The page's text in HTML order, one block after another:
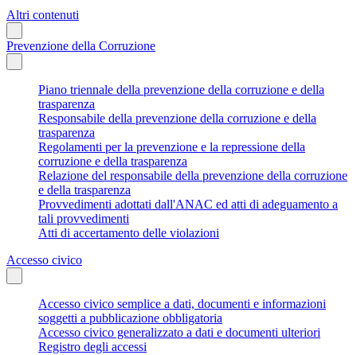
Altri contenuti
Prevenzione della Corruzione
Piano triennale della prevenzione della corruzione e della
trasparenza
Responsabile della prevenzione della corruzione e della
trasparenza
Regolamenti per la prevenzione e la repressione della
corruzione e della trasparenza
Relazione del responsabile della prevenzione della corruzione
e della trasparenza
Provvedimenti adottati dall'ANAC ed atti di adeguamento a
tali provvedimenti
Atti di accertamento delle violazioni
Accesso civico
Accesso civico semplice a dati, documenti e informazioni
soggetti a pubblicazione obbligatoria
Accesso civico generalizzato a dati e documenti ulteriori
Registro degli accessi